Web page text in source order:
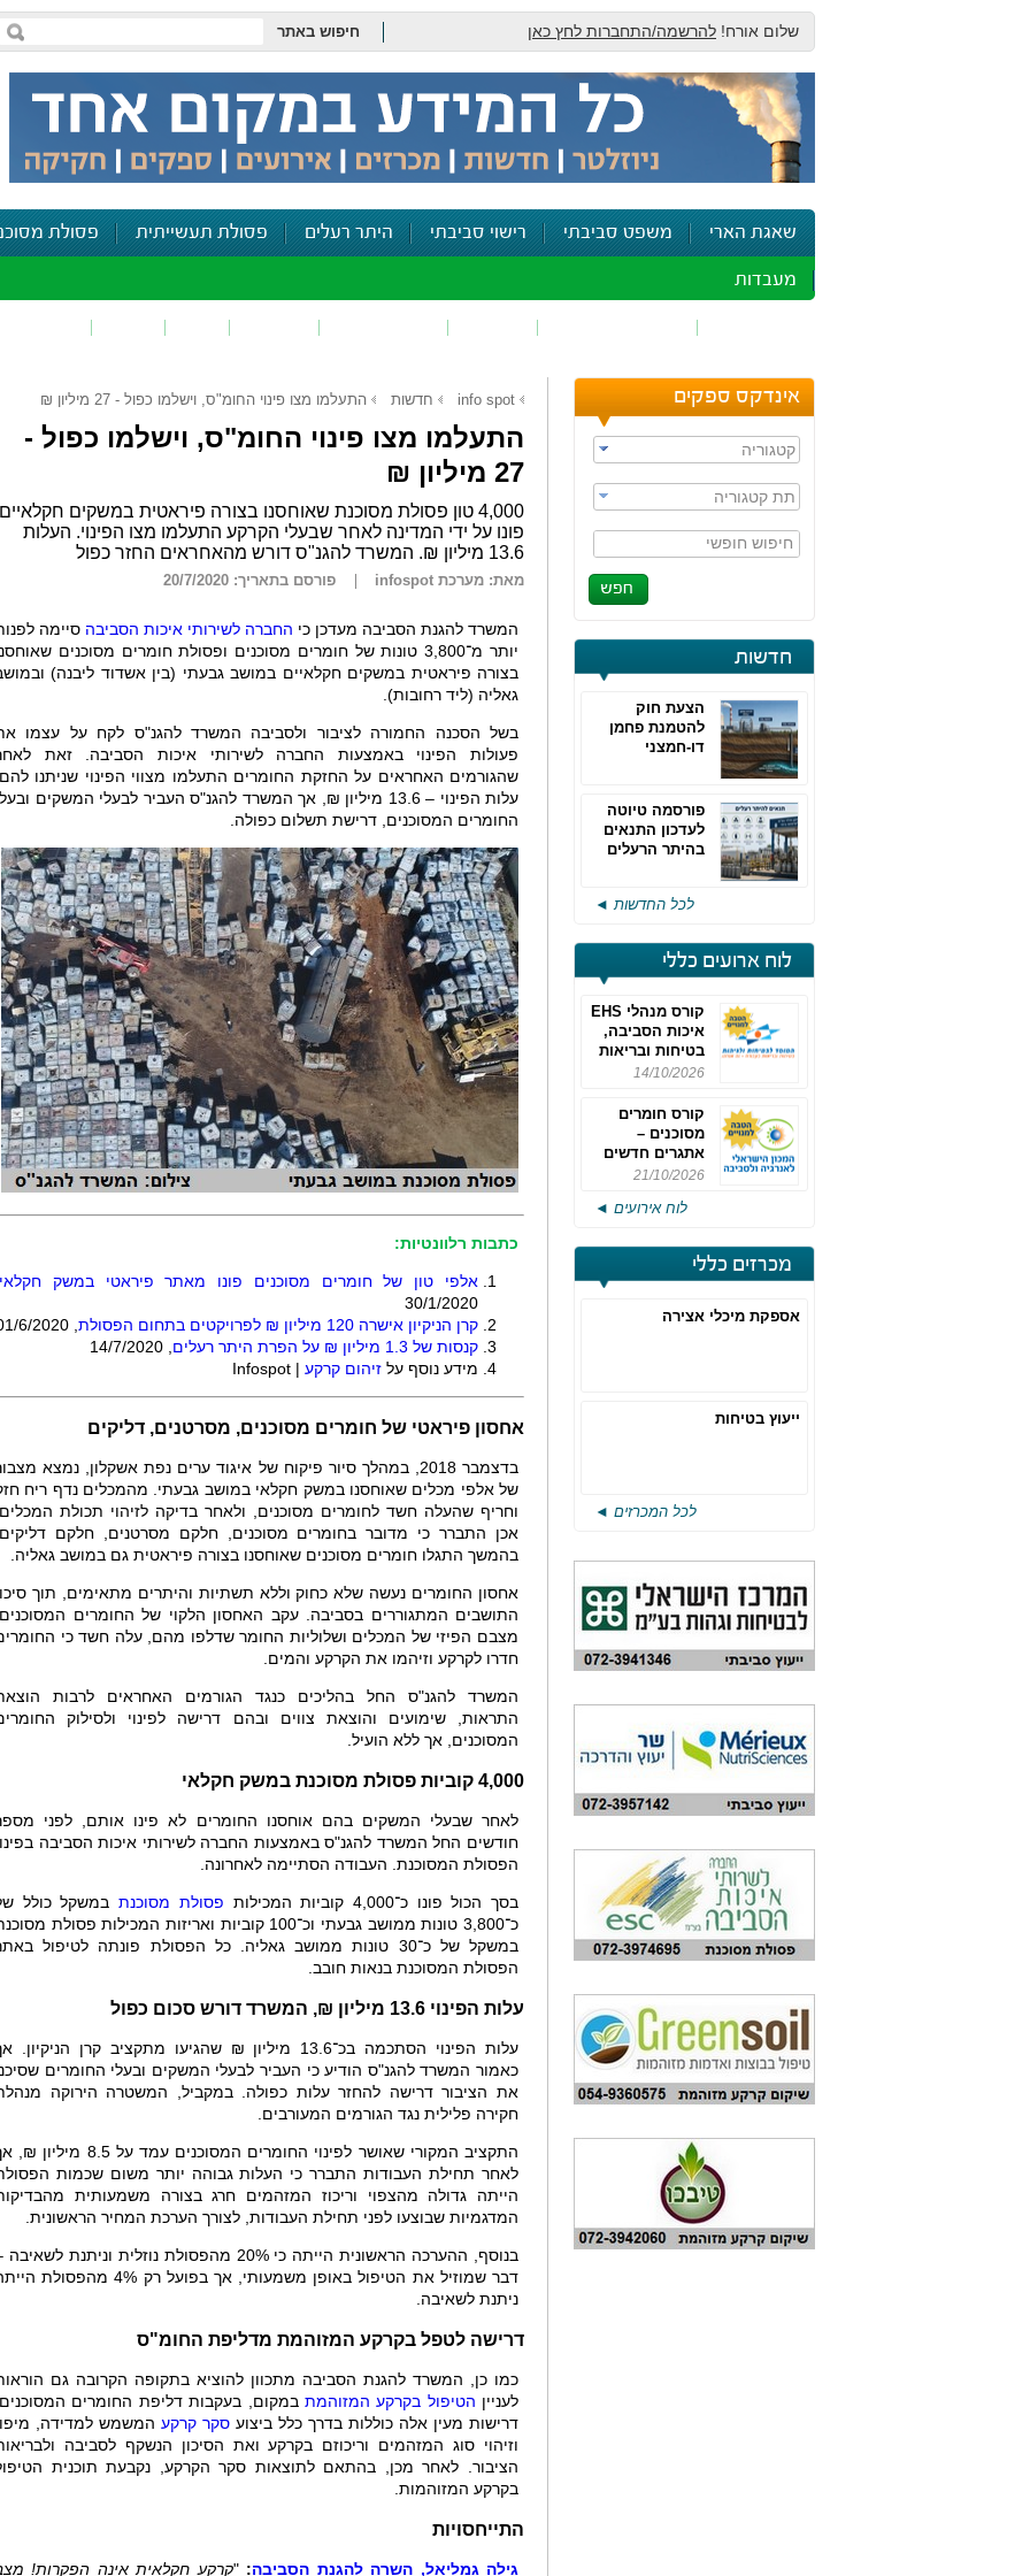
שלום אורח! להרשמה/התחברות לחץ כאן חיפוש באתר
שאגת הארי משפט סביבתי רישוי סביבתי היתר רעלים פסולת תעשייתית פסולת
מעבדות
אינדקס ספקים
קטגוריה
תת קטגוריה
חיפוש חופשי
חדשות
הצעת חוק
להטמנת פחמן
דו-חמצני
פורסמה טיוטה
לעדכון התנאים
בהיתר הרעלים
לכל החדשות ◄
לוח ארועים כללי
קורס מנהלי EHS
איכות הסביבה,
בטיחות ובריאות
תעסוקתית
14/10/2026
קורס חומרים
מסוכנים –
אתגרים חדשים
והערכות לחוק
מחזור 4
21/10/2026
לוח אירועים ◄
מכרזים כללי
אספקת מיכלי אצירה
ייעוץ בטיחות
לכל המכרזים ◄
info spot חדשות התעלמו מצו פינוי החומ"ס, וישלמו כפול - 27 מיליון ₪
התעלמו מצו פינוי החומ"ס, וישלמו כפול -
27 מיליון ₪
4,000 טון פסולת מסוכנת שאוחסנו בצורה פיראטית במשקים
פונו על ידי המדינה לאחר שבעלי הקרקע התעלמו מצו הפינוי. העלות
13.6 מיליון ₪. המשרד להגנ"ס דורש מהאחראים החזר כפול
מאת: מערכת infospot פורסם בתאריך: 20/7/2020
המשרד להגנת הסביבה מעדכן כי החברה לשירותי איכות הסביבה סיימה
יותר מ־3,800 טונות של חומרים מסוכנים ופסולת חומרים מסוכנים
בצורה פיראטית במשקים חקלאיים במושב גבעתי (בין אשדוד ליבנה)
גאליה (ליד רחובות).
בשל הסכנה החמורה לציבור ולסביבה המשרד להגנ"ס לקח על עצמו
פעולות הפינוי באמצעות החברה לשירותי איכות הסביבה. זאת
שהגורמים האחראים על החזקת החומרים התעלמו מצווי הפינוי שניתנו
עלות הפינוי – 13.6 מיליון ₪, אך המשרד להגנ"ס העביר לבעלי המשקים
החומרים המסוכנים, דרישת תשלום כפולה.
כתבות רלוונטיות:
אלפי טון של חומרים מסוכנים פונו מאתר פיראטי במשק חקלאי
30/1/2020
קרן הניקיון אישרה 120 מיליון ₪ לפרויקטים בתחום הפסולת
6/2020
קנסות של 1.3 מיליון ₪ על הפרת היתר רעלים
14/7/2020
מידע נוסף על זיהום קרקע |
Infospot
אחסון פיראטי של חומרים מסוכנים, מסרטנים, דליקים
בדצמבר 2018, במהלך סיור פיקוח של איגוד ערים נפת אשקלון, נמצא
של אלפי מכלים שאוחסנו במשק חקלאי במושב גבעתי. מהמכלים נדף ריח
וחריף שהעלה חשד לחומרים מסוכנים, ולאחר בדיקה לזיהוי תכולת
אכן התברר כי מדובר בחומרים מסוכנים, חלקם מסרטנים, חלקם
בהמשך התגלו חומרים מסוכנים שאוחסנו בצורה פיראטית גם במושב גאליה.
אחסון החומרים נעשה שלא כחוק וללא תשתיות והיתרים מתאימים, תוך
התושבים המתגוררים בסביבה. עקב האחסון הלקוי של החומרים
מצבם הפיזי של המכלים ושלוליות החומר שדלפו מהם, עלה חשד כי
חדרו לקרקע וזיהמו את הקרקע והמים.
המשרד להגנ"ס החל בהליכים כנגד הגורמים האחראים לרבות
התראות, שימועים והוצאת צווים ובהם דרישה לפינוי ולסילוק
המסוכנים, אך ללא הועיל.
4,000 קוביות פסולת מסוכנת במשק חקלאי
לאחר שבעלי המשקים בהם אוחסנו החומרים לא פינו אותם, לפני
חודשים החל המשרד להגנ"ס באמצעות החברה לשירותי איכות הסביבה
הפסולת המסוכנת. העבודה הסתיימה לאחרונה.
בסך הכול פונו כ־4,000 קוביות המכילות פסולת מסוכנתבמשקל כולל
כ־3,800 טונות ממושב גבעתי וכ־100 קוביות ואריזות המכילות פסולת
במשקל של כ־30 טונות ממושב גאליה. כל הפסולת פונתה לטיפול
הפסולת המסוכנת בנאות חובב.
עלות הפינוי 13.6 מיליון ₪, המשרד דורש סכום כפול
עלות הפינוי הסתכמה בכ־13.6 מיליון ₪ שהגיעו מתקציב קרן הניקיון.
כאמור המשרד להגנ"ס הודיע כי העביר לבעלי המשקים ובעלי החומרים
את הציבור דרישה להחזר עלות כפולה. במקביל, המשטרה הירוקה
חקירה פלילית נגד הגורמים המעורבים.
התקציב המקורי שאושר לפינוי החומרים המסוכנים עמד על 8.5
לאחר תחילת העבודות התברר כי העלות גבוהה יותר משום שכמות
הייתה גדולה מהצפוי וריכוז המזהמים חרג בצורה משמעותית
המדגמיות שבוצעו לפני תחילת העבודות, לצורך הערכת המחיר הראשונית.
בנוסף, ההערכה הראשונית הייתה כי 20% מהפסולת נוזלית וניתנת
דבר שמוזיל את הטיפול באופן משמעותי, אך בפועל רק 4% מהפסולת
ניתנת לשאיבה.
דרישה לטפל בקרקע המזוהמת מדליפת החומ"ס
כמו כן, המשרד להגנת הסביבה מתכוון להוציא בתקופה הקרובה גם
לעניין הטיפול בקרקע המזוהמת במקום, בעקבות דליפת החומרים
דרישות מעין אלה כוללות בדרך כלל ביצוע סקר קרקע המשמש למדידה,
וזיהוי סוג המזהמים וריכוזם בקרקע ואת הסיכון הנשקף לסביבה
הציבור. לאחר מכן, בהתאם לתוצאות סקר הקרקע, נקבעת תוכנית
בקרקע המזוהמות.
התייחסויות
גילה גמליאל, השרה להגנת הסביבה:
"קרקע חקלאית אינה הפקרות!